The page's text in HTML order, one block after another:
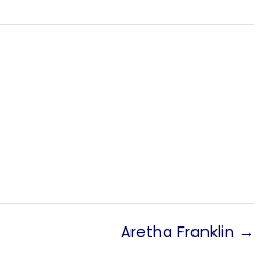
Aretha Franklin →